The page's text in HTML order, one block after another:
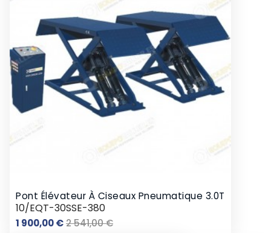
Pont Élévateur À Ciseaux Pneumatique 3.0T
10/EQT-30SSE-380
1 900,00 €Prix
2 541,00 €Prix